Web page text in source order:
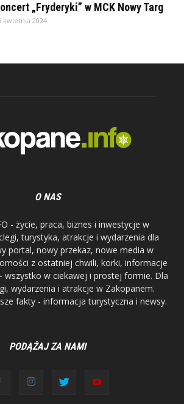
„Fryderyki” w MCK Nowy Targ
kwietnia 2024
O NAS
- życie, praca, biznes i inwestycje w
turystyka, atrakcje i wydarzenia dla
portal, nowy przekaz, nowe media w
z ostatniej chwili, korki, informacje
wszystko w ciekawej i prostej formie. Dla
wydarzenia i atrakcje w Zakopanem.
fakty - informacja turystyczna i newsy.
PODĄŻAJ ZA NAMI